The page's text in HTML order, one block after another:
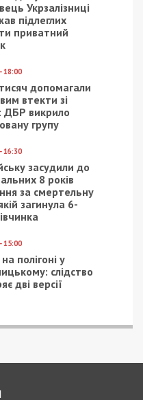
підприємства:
товщина складає
надміцного бетону.
хвилю від будь-
і кулеметну чи
вже працюють над
норм, розповідає
архітектор,
на будівництві
«В Україні, так
робитися заходи з
реконструкцію —
вони не будуть
— що трошки
в Україну».
28 вуличних
освітленням і
тривоги одночасно